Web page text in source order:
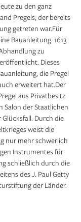
zu den ganz
Pregels, der bereits
getreten war.Für
Bauanleitung. 1613
zu
Dieses
die Pregel
erweitert hat.Der
aus Privatbesitz
Salon der Staatlichen
Durch die
weist die
nur mehr schwerlich
Instrumentes für
schließlich durch die
des J. Paul Getty
der Länder.